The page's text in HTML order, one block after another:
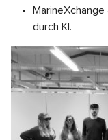
durch KI.